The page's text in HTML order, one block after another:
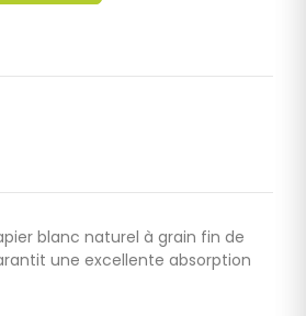
blanc naturel à grain fin de
une excellente absorption